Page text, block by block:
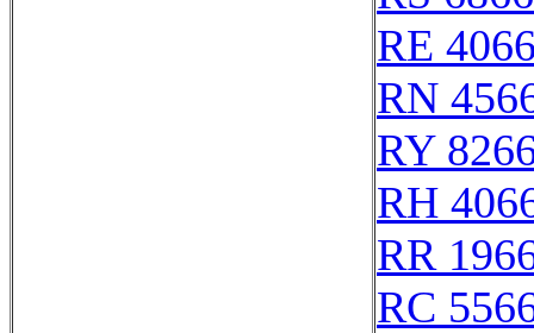
RE
RN
RY
RH
RR
RC